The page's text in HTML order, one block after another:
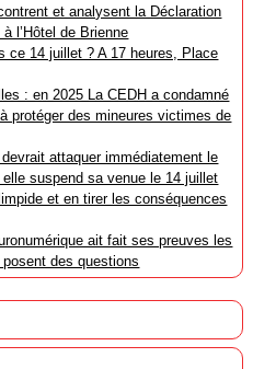
et analysent la Déclaration
l’Hôtel de Brienne
ce 14 juillet ? A 17 heures, Place
: en 2025 La CEDH a condamné
protéger des mineures victimes de
attaquer immédiatement le
suspend sa venue le 14 juillet
et en tirer les conséquences
ait fait ses preuves les
des questions